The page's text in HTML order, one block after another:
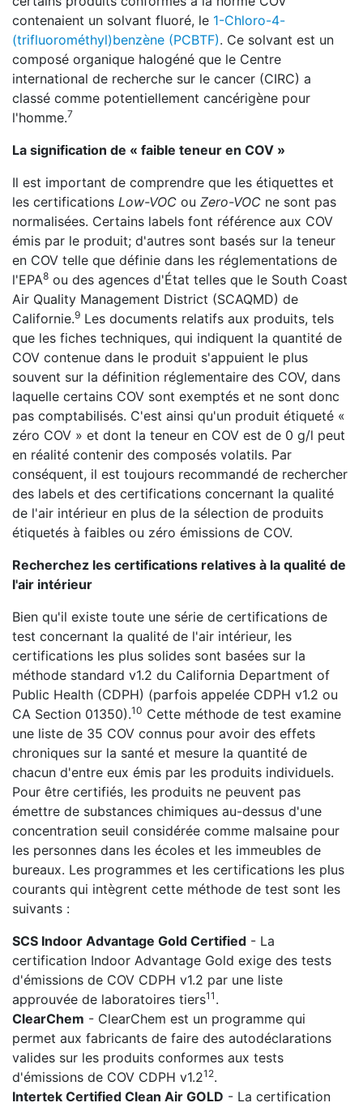
contenaient un solvant fluoré, le 1-Chloro-4-
(trifluorométhyl)benzène (PCBTF). Ce solvant est un
composé organique halogéné que le Centre
international de recherche sur le cancer (CIRC) a
classé comme potentiellement cancérigène pour
l'homme.7
La signification de « faible teneur en COV »
Il est important de comprendre que les étiquettes et
les certifications Low-VOC ou Zero-VOC ne sont pas
normalisées. Certains labels font référence aux COV
émis par le produit; d'autres sont basés sur la teneur
en COV telle que définie dans les réglementations de
l'EPA8 ou des agences d'État telles que le South Coast
Air Quality Management District (SCAQMD) de
Californie.9 Les documents relatifs aux produits, tels
que les fiches techniques, qui indiquent la quantité de
COV contenue dans le produit s'appuient le plus
souvent sur la définition réglementaire des COV, dans
laquelle certains COV sont exemptés et ne sont donc
pas comptabilisés. C'est ainsi qu'un produit étiqueté «
zéro COV » et dont la teneur en COV est de 0 g/l peut
en réalité contenir des composés volatils. Par
conséquent, il est toujours recommandé de rechercher
des labels et des certifications concernant la qualité
de l'air intérieur en plus de la sélection de produits
étiquetés à faibles ou zéro émissions de COV.
Recherchez les certifications relatives à la qualité de
l'air intérieur
Bien qu'il existe toute une série de certifications de
test concernant la qualité de l'air intérieur, les
certifications les plus solides sont basées sur la
méthode standard v1.2 du California Department of
Public Health (CDPH) (parfois appelée CDPH v1.2 ou
CA Section 01350).10 Cette méthode de test examine
une liste de 35 COV connus pour avoir des effets
chroniques sur la santé et mesure la quantité de
chacun d'entre eux émis par les produits individuels.
Pour être certifiés, les produits ne peuvent pas
émettre de substances chimiques au-dessus d'une
concentration seuil considérée comme malsaine pour
les personnes dans les écoles et les immeubles de
bureaux. Les programmes et les certifications les plus
courants qui intègrent cette méthode de test sont les
suivants :
SCS Indoor Advantage Gold Certified - La
certification Indoor Advantage Gold exige des tests
d'émissions de COV CDPH v1.2 par une liste
approuvée de laboratoires tiers11 .
ClearChem - ClearChem est un programme qui
permet aux fabricants de faire des autodéclarations
valides sur les produits conformes aux tests
d'émissions de COV CDPH v1.212.
Intertek Certified Clean Air GOLD - La certification